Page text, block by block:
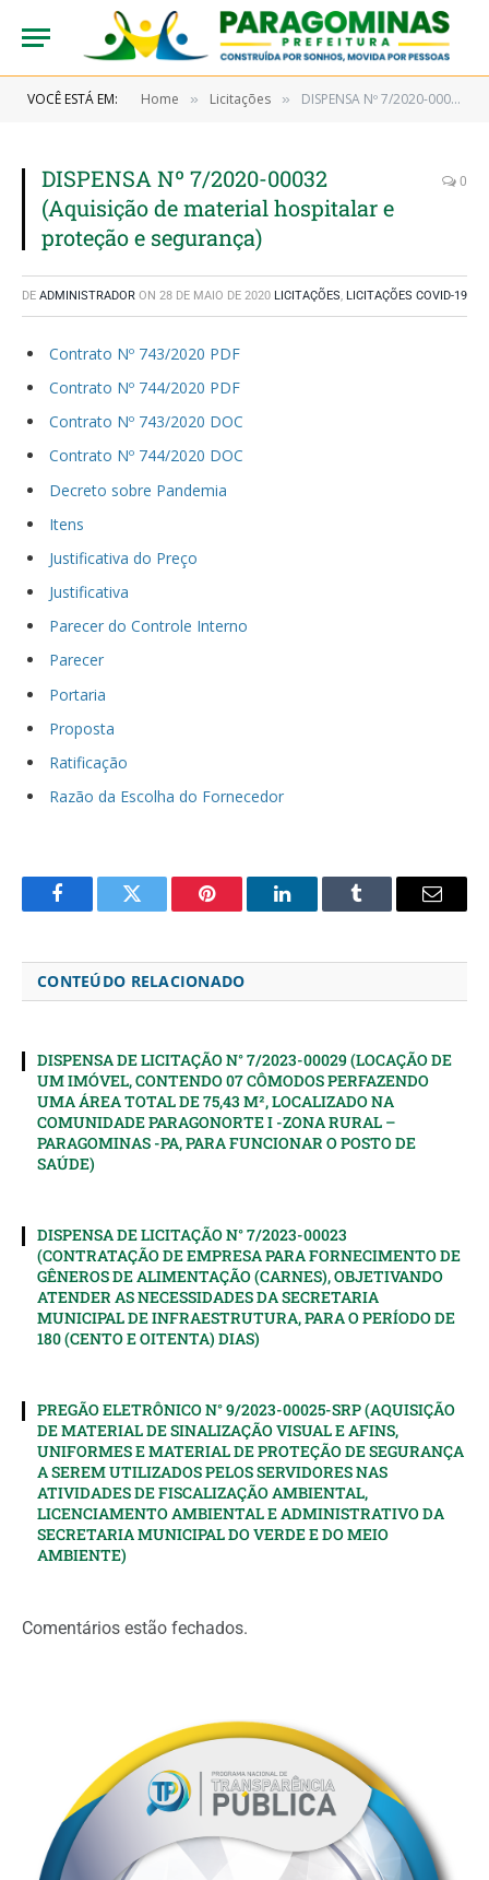
VOCÊ ESTÁ EM: Home » Licitações » DISPENSA Nº 7/2020-00032 (Aquisição de material hospitalar e proteção e segurança)
DISPENSA Nº 7/2020-00032
(Aquisição de material hospitalar e
proteção e segurança)
0
DE ADMINISTRADOR ON 28 DE MAIO DE 2020 LICITAÇÕES, LICITAÇÕES COVID-19
Contrato Nº 743/2020 PDF
Contrato Nº 744/2020 PDF
Contrato Nº 743/2020 DOC
Contrato Nº 744/2020 DOC
Decreto sobre Pandemia
Itens
Justificativa do Preço
Justificativa
Parecer do Controle Interno
Parecer
Portaria
Proposta
Ratificação
Razão da Escolha do Fornecedor
FacebookTwitter Pinterest LinkedInTumblr Email
CONTEÚDO RELACIONADO
DISPENSA DE LICITAÇÃO N° 7/2023-00029 (LOCAÇÃO DE
UM IMÓVEL, CONTENDO 07 CÔMODOS PERFAZENDO
UMA ÁREA TOTAL DE 75,43 M², LOCALIZADO NA
COMUNIDADE PARAGONORTE I -ZONA RURAL –
PARAGOMINAS -PA, PARA FUNCIONAR O POSTO DE
SAÚDE)
DISPENSA DE LICITAÇÃO N° 7/2023-00023
(CONTRATAÇÃO DE EMPRESA PARA FORNECIMENTO DE
GÊNEROS DE ALIMENTAÇÃO (CARNES), OBJETIVANDO
ATENDER AS NECESSIDADES DA SECRETARIA
MUNICIPAL DE INFRAESTRUTURA, PARA O PERÍODO DE
180 (CENTO E OITENTA) DIAS)
PREGÃO ELETRÔNICO N° 9/2023-00025-SRP (AQUISIÇÃO
DE MATERIAL DE SINALIZAÇÃO VISUAL E AFINS,
UNIFORMES E MATERIAL DE PROTEÇÃO DE SEGURANÇA
A SEREM UTILIZADOS PELOS SERVIDORES NAS
ATIVIDADES DE FISCALIZAÇÃO AMBIENTAL,
LICENCIAMENTO AMBIENTAL E ADMINISTRATIVO DA
SECRETARIA MUNICIPAL DO VERDE E DO MEIO
AMBIENTE)
Comentários estão fechados.